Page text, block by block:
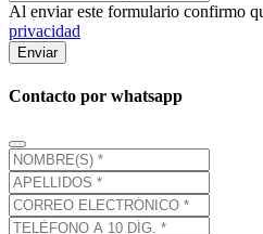
Al enviar este formulario confirmo
privacidad
Enviar
Contacto por whatsapp